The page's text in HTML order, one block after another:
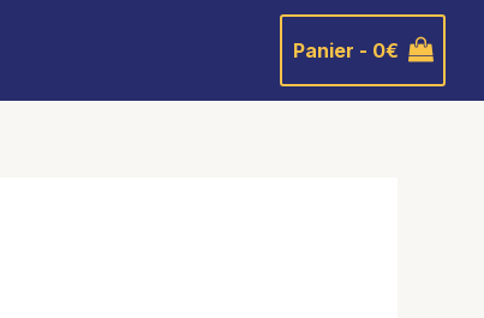
Panier - 0€